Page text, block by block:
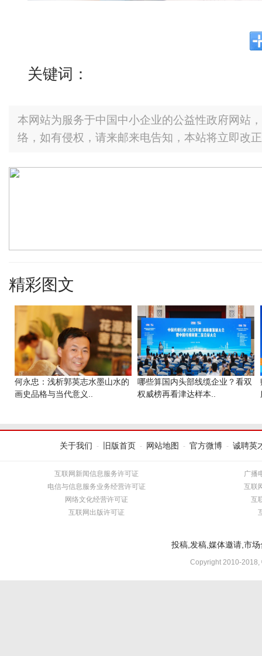
关键词：
本网站为服务于中国中小企业的公益性政府网站
络，如有侵权，请来邮来电告知，本站将立即改
精彩图文
何永忠：浅析郭英志水墨山水的
画史品格与当代意义..
哪些算国内头部线缆企业？看双
权威榜再看津达样本..
关于我们 - 旧版首页 - 网站地图 - 官方微博 - 诚聘英
互联网新闻信息服务许可证
电信与信息服务业务经营许可证
网络文化经营许可证
互联网出版许可证
广播
互联
互
投稿,发稿,媒体邀请,市
Copyright 2010-2018,